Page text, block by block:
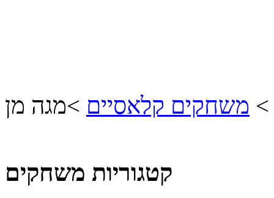
משחקים קלאסיים >מגה מן
קטגוריות משחקים